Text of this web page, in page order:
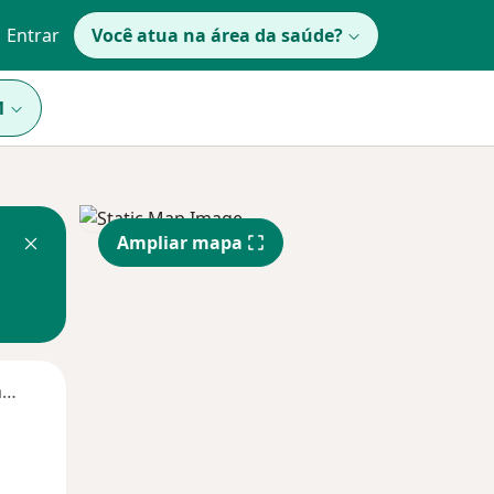
Entrar Você atua na área da saúde?
Segunda-feira
Ampliar mapa